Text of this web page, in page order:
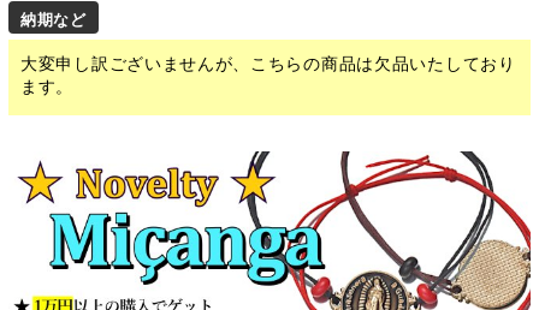
納期など
大変申し訳ございませんが、こちらの商品は欠品いたしており
ます。